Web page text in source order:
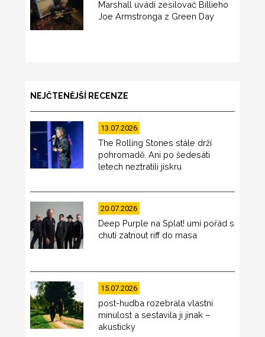
Marshall uvádí zesilovač Billieho
Joe Armstronga z Green Day
NEJČTENĚJŠÍ RECENZE
13.07.2026
The Rolling Stones stále drží
pohromadě. Ani po šedesáti
letech neztratili jiskru
20.07.2026
Deep Purple na Splat! umí pořád s
chutí zatnout riff do masa
15.07.2026
post-hudba rozebrala vlastní
minulost a sestavila ji jinak –
akusticky